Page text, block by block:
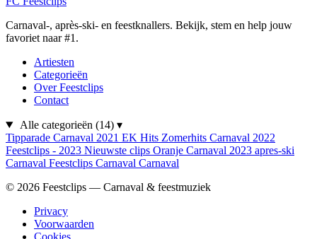
Carnaval-, après-ski- en feestknallers. Bekijk, stem en help jouw
favoriet naar #1.
Artiesten
Categorieën
Over Feestclips
Contact
Alle categorieën (14) ▾
Tipparade Carnaval 2021 EK Hits Zomerhits Carnaval 2022
Feestclips - 2023 Nieuwste clips Oranje Carnaval 2023 apres-ski
Carnaval Feestclips Carnaval Carnaval
© 2026 Feestclips — Carnaval & feestmuziek
Privacy
Voorwaarden
Cookies